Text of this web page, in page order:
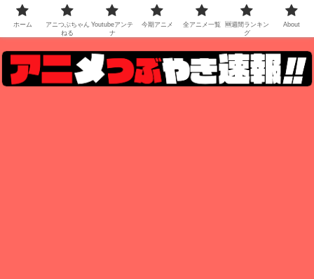
ホーム
アニつぶちゃん
ねる
Youtubeアンテ
ナ
今期アニメ 全アニメ一覧
🆕週間ランキン
グ
About